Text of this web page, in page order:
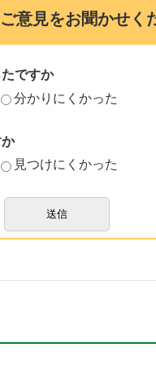
意見をお聞かせく
ですか
分かりにくかった
見つけにくかった